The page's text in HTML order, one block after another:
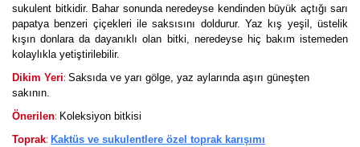
sukulent bitkidir. Bahar sonunda neredeyse kendinden büyük açtığı sarı
papatya benzeri çiçekleri ile saksısını doldurur. Yaz kış yeşil, üstelik
kışın donlara da dayanıklı olan bitki, neredeyse hiç bakım istemeden
kolaylıkla yetiştirilebilir.
Dikim Yeri: Saksıda ve yarı gölge, yaz aylarında aşırı güneşten
sakının.
Önerilen: Koleksiyon bitkisi
Toprak: Kaktüs ve sukulentlere özel toprak karışımı